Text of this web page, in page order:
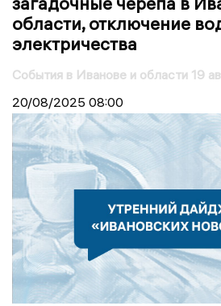
области, отключение
электричества
События в Иванове и области 19
20/08/2025 08:00